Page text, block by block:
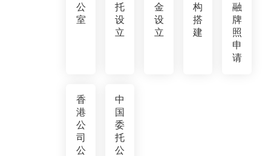
公
室
托
设
立
金
设
立
构
搭
建
融
牌
照
申
请
香
港
公
司
公
中
国
委
托
公